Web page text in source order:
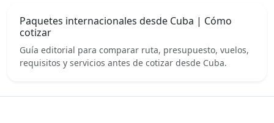
Paquetes internacionales desde Cuba | Cómo
cotizar
Guía editorial para comparar ruta, presupuesto, vuelos,
requisitos y servicios antes de cotizar desde Cuba.